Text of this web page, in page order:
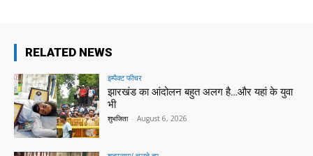
RELATED NEWS
इम्पैक्ट फीचर
झारखंड का आंदोलन बहुत अलग है…और यहां के युवा
भी
शुभजिता - August 6, 2026